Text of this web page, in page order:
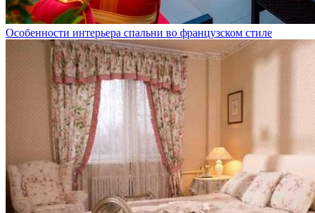
Особенности интерьера спальни во французском стиле